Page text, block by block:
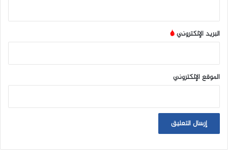
البريد الإلكتروني*
الموقع الإلكتروني